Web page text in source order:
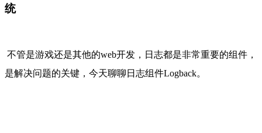
统
不管是游戏还是其他的web开发，日志都是非常重要的组件，
是解决问题的关键，今天聊聊日志组件Logback。